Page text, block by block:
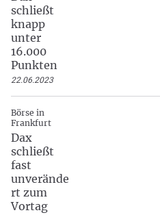
schließt
knapp
unter
16.000
Punkten
22.06.2023
Börse in
Frankfurt
Dax
schließt
fast
unverände
rt zum
Vortag